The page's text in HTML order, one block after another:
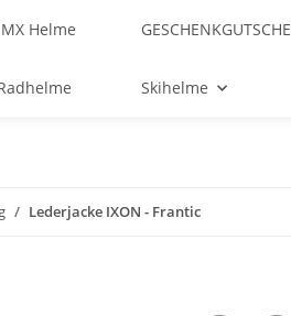
Helme
Skihelme
Lederjacke IXON - Frantic